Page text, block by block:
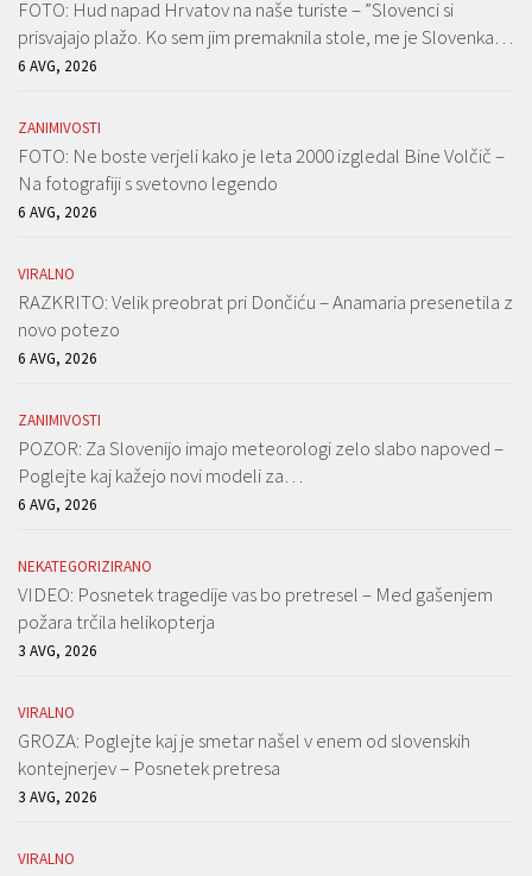
FOTO: Hud napad Hrvatov na naše turiste – ”Slovenci si
prisvajajo plažo. Ko sem jim premaknila stole, me je Slovenka…
6 AVG, 2026
ZANIMIVOSTI
FOTO: Ne boste verjeli kako je leta 2000 izgledal Bine Volčič –
Na fotografiji s svetovno legendo
6 AVG, 2026
VIRALNO
RAZKRITO: Velik preobrat pri Dončiću – Anamaria presenetila z
novo potezo
6 AVG, 2026
ZANIMIVOSTI
POZOR: Za Slovenijo imajo meteorologi zelo slabo napoved –
Poglejte kaj kažejo novi modeli za…
6 AVG, 2026
NEKATEGORIZIRANO
VIDEO: Posnetek tragedije vas bo pretresel – Med gašenjem
požara trčila helikopterja
3 AVG, 2026
VIRALNO
GROZA: Poglejte kaj je smetar našel v enem od slovenskih
kontejnerjev – Posnetek pretresa
3 AVG, 2026
VIRALNO